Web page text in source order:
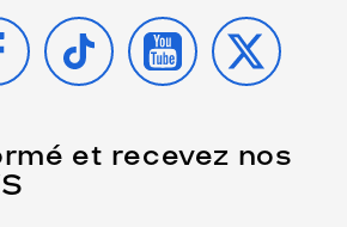
TIKTOK YOUTUBE
X
et recevez nos